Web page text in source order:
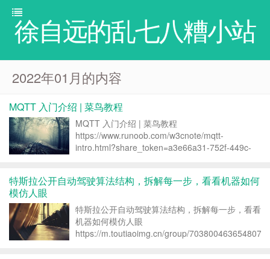
徐自远的乱七八糟小站
2022年01月的内容
MQTT 入门介绍 | 菜鸟教程
MQTT 入门介绍 | 菜鸟教程
https://www.runoob.com/w3cnote/mqtt-
intro.html?share_token=a3e66a31-752f-449c-
特斯拉公开自动驾驶算法结构，拆解每一步，看看机器如何
模仿人眼
特斯拉公开自动驾驶算法结构，拆解每一步，看看
机器如何模仿人眼
https://m.toutiaoimg.cn/group/